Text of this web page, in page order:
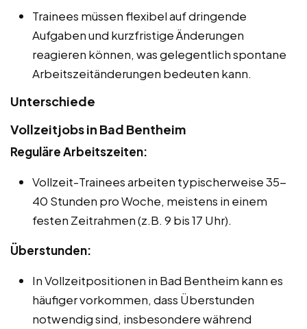
Trainees müssen flexibel auf dringende
Aufgaben und kurzfristige Änderungen
reagieren können, was gelegentlich spontane
Arbeitszeitänderungen bedeuten kann.
Unterschiede
Vollzeitjobs in Bad Bentheim
Reguläre Arbeitszeiten:
Vollzeit-Trainees arbeiten typischerweise 35-
40 Stunden pro Woche, meistens in einem
festen Zeitrahmen (z.B. 9 bis 17 Uhr).
Überstunden:
In Vollzeitpositionen in Bad Bentheim kann es
häufiger vorkommen, dass Überstunden
notwendig sind, insbesondere während